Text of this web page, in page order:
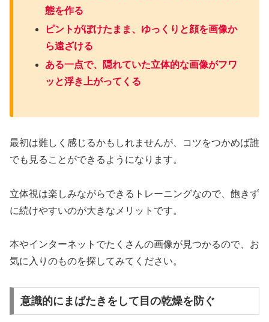
態を作る
ピントがぼけたまま、ゆっくりと顔を画像か
ら遠ざける
ある一点で、隠れていた立体的な画像がフワ
ッと浮き上がってくる
最初は難しく感じるかもしれませんが、コツをつかめば誰
でも見ることができるようになります。
立体視は楽しみながらできるトレーニングなので、飽きず
に続けやすいのが大きなメリットです。
本やインターネットでたくさんの画像が見つかるので、お
気に入りのものを探してみてください。
意識的にまばたきをして目の乾燥を防ぐ